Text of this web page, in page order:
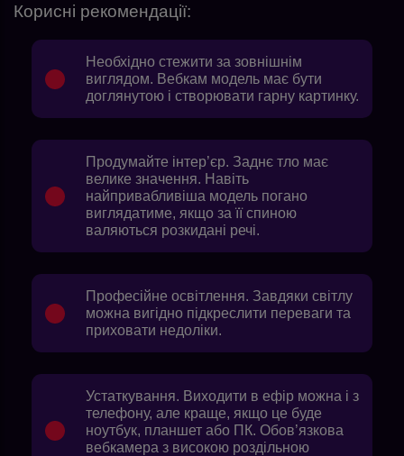
Корисні рекомендації:
Необхідно стежити за зовнішнім
виглядом. Вебкам модель має бути
доглянутою і створювати гарну картинку.
Продумайте інтер’єр. Заднє тло має
велике значення. Навіть
найпривабливіша модель погано
виглядатиме, якщо за її спиною
валяються розкидані речі.
Професійне освітлення. Завдяки світлу
можна вигідно підкреслити переваги та
приховати недоліки.
Устаткування. Виходити в ефір можна і з
телефону, але краще, якщо це буде
ноутбук, планшет або ПК. Обов’язкова
вебкамера з високою роздільною